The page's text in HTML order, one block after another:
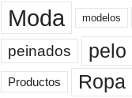
Moda modelos
peinados pelo
Productos Ropa